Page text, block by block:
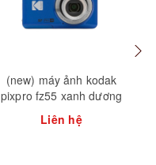
(new) máy ảnh kodak
pixpro fz55 xanh dương
Liên hệ